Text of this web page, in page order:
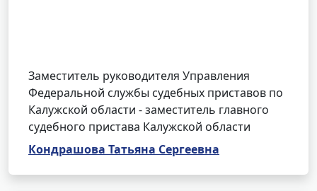
Заместитель руководителя Управления
Федеральной службы судебных приставов по
Калужской области - заместитель главного
судебного пристава Калужской области
Кондрашова Татьяна Сергеевна